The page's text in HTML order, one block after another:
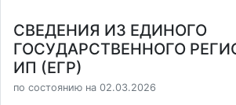
СВЕДЕНИЯ ИЗ ЕДИНОГО
ГОСУДАРСТВЕННОГО
ИП (ЕГР)
по состоянию на 02.03.2026